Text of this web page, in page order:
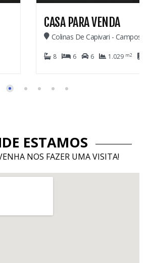
- Campos Do Jordão
420 m2
ESTAMOS
NOS FAZER UMA VISITA!